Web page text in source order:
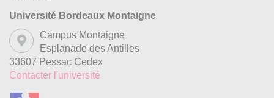
Université Bordeaux Montaigne
Campus Montaigne
Esplanade des Antilles
33607 Pessac Cedex
Contacter l'université